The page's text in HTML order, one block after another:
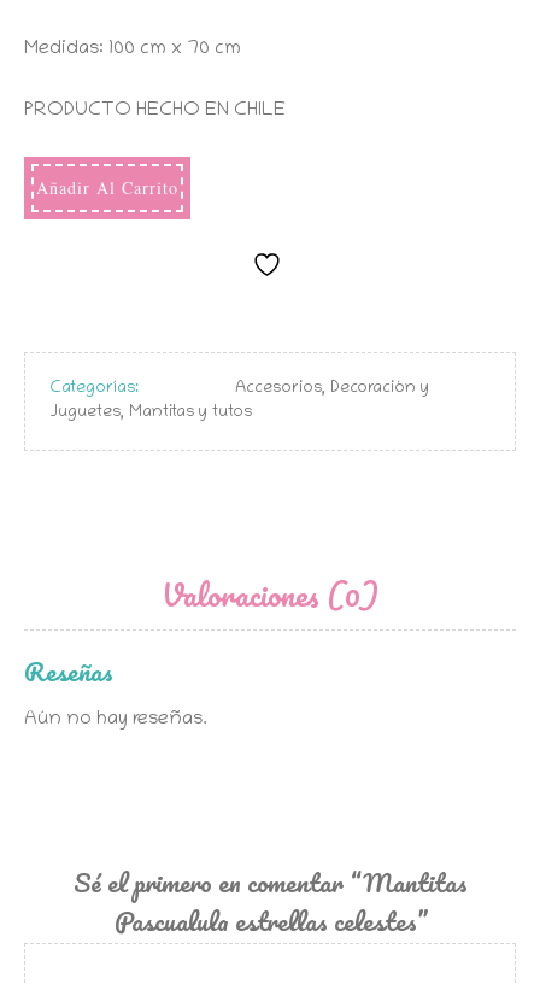
Medidas: 100 cm x 70 cm
PRODUCTO HECHO EN CHILE
Añadir Al Carrito
Categorías:
Accesorios, Decoración y
Juguetes, Mantitas y tutos
Valoraciones (0)
Reseñas
Aún no hay reseñas.
Sé el primero en comentar “Mantitas
Pascualula estrellas celestes”